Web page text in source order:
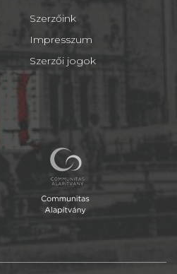
Szerzőink
Impresszum
Szerzői jogok